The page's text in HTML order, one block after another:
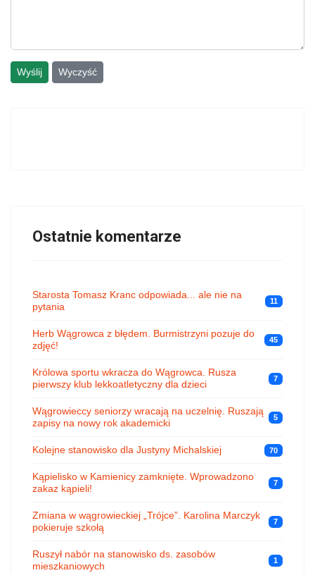
Wyślij Wyczyść
Ostatnie komentarze
Starosta Tomasz Kranc odpowiada... ale nie na
pytania
11
Herb Wągrowca z błędem. Burmistrzyni pozuje do
zdjęć!
45
Królowa sportu wkracza do Wągrowca. Rusza
pierwszy klub lekkoatletyczny dla dzieci
7
Wągrowieccy seniorzy wracają na uczelnię. Ruszają
zapisy na nowy rok akademicki
5
Kolejne stanowisko dla Justyny Michalskiej 70
Kąpielisko w Kamienicy zamknięte. Wprowadzono
zakaz kąpieli!
7
Zmiana w wągrowieckiej „Trójce”. Karolina Marczyk
pokieruje szkołą
7
Ruszył nabór na stanowisko ds. zasobów
mieszkaniowych
1